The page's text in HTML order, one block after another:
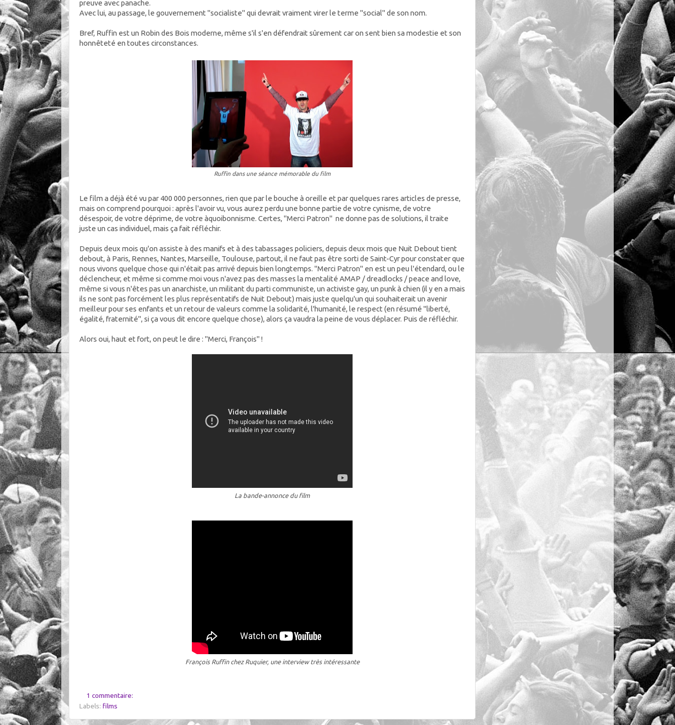
preuve avec panache.
Avec lui, au passage, le gouvernement "socialiste" qui devrait vraiment virer le terme "social" de son nom.
Bref, Ruffin est un Robin des Bois moderne, même s'il s'en défendrait sûrement car on sent bien sa modestie et son
honnêteté en toutes circonstances.
Ruffin dans une séance mémorable du film
Le film a déjà été vu par 400 000 personnes, rien que par le bouche à oreille et par quelques rares articles de presse,
mais on comprend pourquoi : après l'avoir vu, vous aurez perdu une bonne partie de votre cynisme, de votre
désespoir, de votre déprime, de votre àquoibonnisme. Certes, "Merci Patron" ne donne pas de solutions, il traite
juste un cas individuel, mais ça fait réfléchir.
Depuis deux mois qu'on assiste à des manifs et à des tabassages policiers, depuis deux mois que Nuit Debout tient
debout, à Paris, Rennes, Nantes, Marseille, Toulouse, partout, il ne faut pas être sorti de Saint-Cyr pour constater que
nous vivons quelque chose qui n'était pas arrivé depuis bien longtemps. "Merci Patron" en est un peu l'étendard, ou le
déclencheur, et même si comme moi vous n'avez pas des masses la mentalité AMAP / dreadlocks / peace and love,
même si vous n'êtes pas un anarchiste, un militant du parti communiste, un activiste gay, un punk à chien (il y en a mais
ils ne sont pas forcément les plus représentatifs de Nuit Debout) mais juste quelqu'un qui souhaiterait un avenir
meilleur pour ses enfants et un retour de valeurs comme la solidarité, l'humanité, le respect (en résumé "liberté,
égalité, fraternité", si ça vous dit encore quelque chose), alors ça vaudra la peine de vous déplacer. Puis de réfléchir.
Alors oui, haut et fort, on peut le dire : "Merci, François" !
La bande-annonce du film
François Ruffin chez Ruquier, une interview très intéressante
1 commentaire:
Labels: films